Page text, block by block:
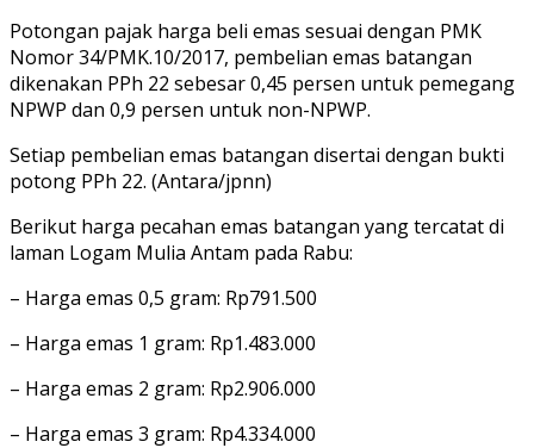
Potongan pajak harga beli emas sesuai dengan PMK
Nomor 34/PMK.10/2017, pembelian emas batangan
dikenakan PPh 22 sebesar 0,45 persen untuk pemegang
NPWP dan 0,9 persen untuk non-NPWP.
Setiap pembelian emas batangan disertai dengan bukti
potong PPh 22. (Antara/jpnn)
Berikut harga pecahan emas batangan yang tercatat di
laman Logam Mulia Antam pada Rabu:
– Harga emas 0,5 gram: Rp791.500
– Harga emas 1 gram: Rp1.483.000
– Harga emas 2 gram: Rp2.906.000
– Harga emas 3 gram: Rp4.334.000